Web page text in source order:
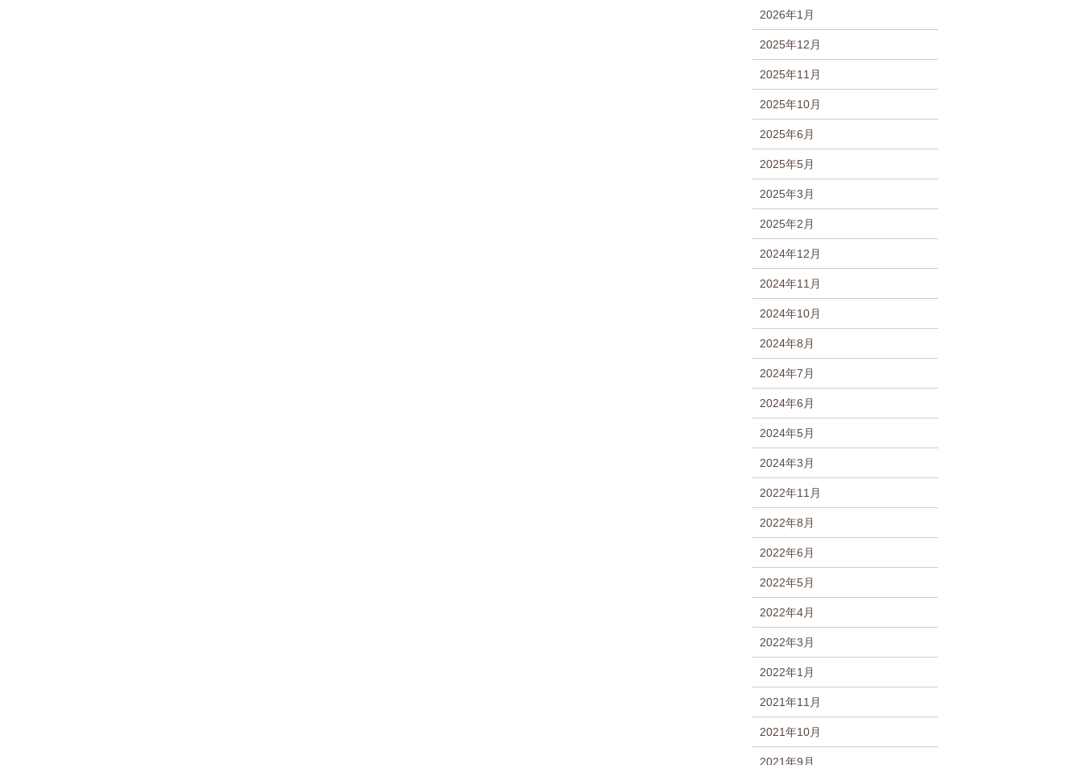
2026年1月
2025年12月
2025年11月
2025年10月
2025年6月
2025年5月
2025年3月
2025年2月
2024年12月
2024年11月
2024年10月
2024年8月
2024年7月
2024年6月
2024年5月
2024年3月
2022年11月
2022年8月
2022年6月
2022年5月
2022年4月
2022年3月
2022年1月
2021年11月
2021年10月
2021年9月